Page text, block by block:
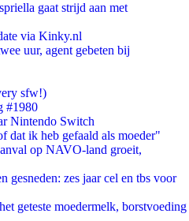
gaat strijd aan met
via Kinky.nl
uur, agent gebeten bij
sfw!)
#1980
Nintendo Switch
dat ik heb gefaald als moeder"
op NAVO-land groeit,
gesneden: zes jaar cel en tbs voor
geteste moedermelk, borstvoeding